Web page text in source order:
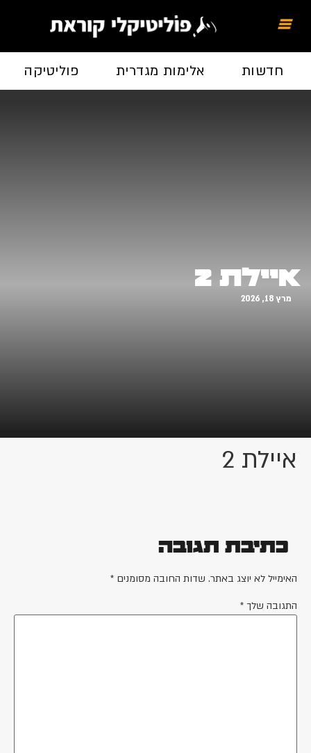
חדשות אלימות מגדרית פוליטיקה
איילת 2
מרץ 18, 2026
איילת 2
כתיבת תגובה
האימייל לא יוצג באתר. שדות החובה מסומנים *
התגובה שלך *